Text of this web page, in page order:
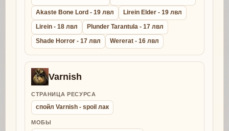
Akaste Bone Lord - 19 лвл
Lirein Elder - 19 лвл
Lirein - 18 лвл
Plunder Tarantula - 17 лвл
Shade Horror - 17 лвл
Wererat - 16 лвл
Varnish
СТРАНИЦА РЕСУРСА
спойл Varnish - spoil лак
МОБЫ